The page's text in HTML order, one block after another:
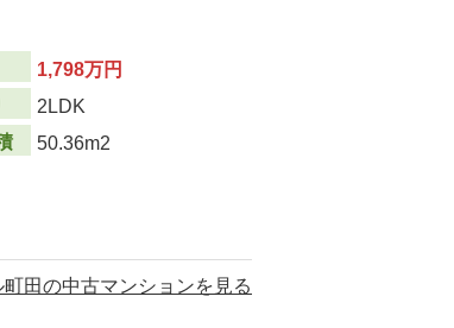
1,798万円
2LDK
50.36m2
町田の中古マンションを見る